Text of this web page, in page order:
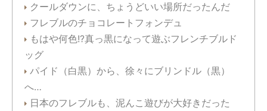
クールダウンに、ちょうどいい場所だったんだ
フレブルのチョコレートフォンデュ
もはや何色!?真っ黒になって遊ぶフレンチブルド
ッグ
パイド（白黒）から、徐々にブリンドル（黒）
へ…
日本のフレブルも、泥んこ遊びが大好きだった